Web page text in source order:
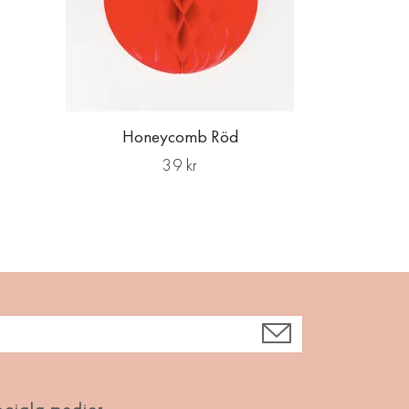
Honeycomb Röd
39 kr